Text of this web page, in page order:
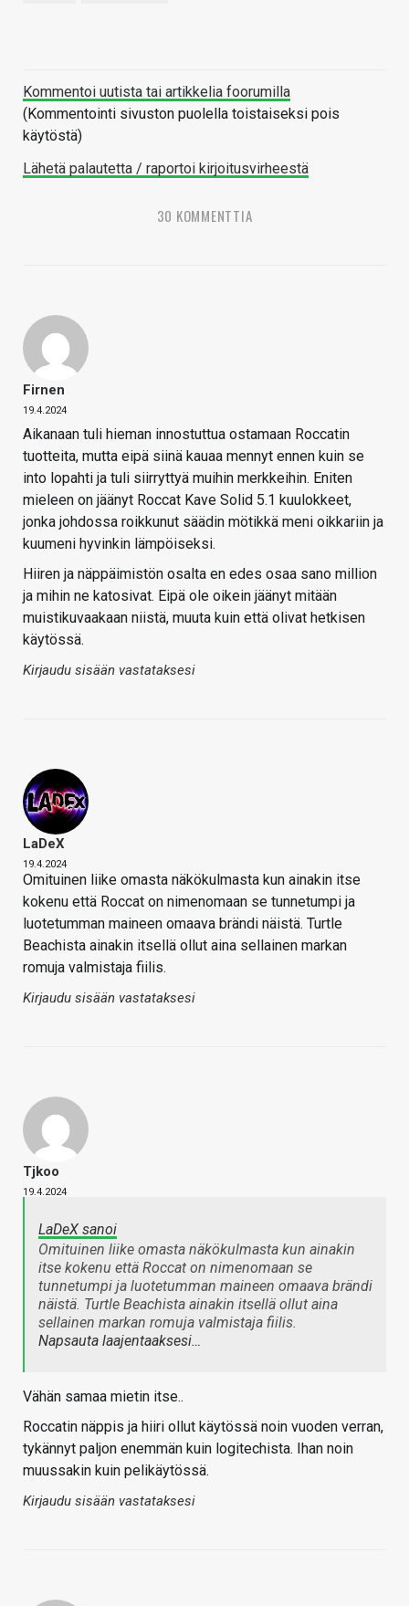
Kommentoi uutista tai artikkelia foorumilla
(Kommentointi sivuston puolella toistaiseksi pois
käytöstä)
Lähetä palautetta / raportoi kirjoitusvirheestä
30 KOMMENTTIA
Firnen
19.4.2024
Aikanaan tuli hieman innostuttua ostamaan Roccatin
tuotteita, mutta eipä siinä kauaa mennyt ennen kuin se
into lopahti ja tuli siirryttyä muihin merkkeihin. Eniten
mieleen on jäänyt Roccat Kave Solid 5.1 kuulokkeet,
jonka johdossa roikkunut säädin mötikkä meni oikkariin ja
kuumeni hyvinkin lämpöiseksi.
Hiiren ja näppäimistön osalta en edes osaa sano million
ja mihin ne katosivat. Eipä ole oikein jäänyt mitään
muistikuvaakaan niistä, muuta kuin että olivat hetkisen
käytössä.
Kirjaudu sisään vastataksesi
LaDeX
19.4.2024
Omituinen liike omasta näkökulmasta kun ainakin itse
kokenu että Roccat on nimenomaan se tunnetumpi ja
luotetumman maineen omaava brändi näistä. Turtle
Beachista ainakin itsellä ollut aina sellainen markan
romuja valmistaja fiilis.
Kirjaudu sisään vastataksesi
Tjkoo
19.4.2024
LaDeX sanoi
Omituinen liike omasta näkökulmasta kun ainakin
itse kokenu että Roccat on nimenomaan se
tunnetumpi ja luotetumman maineen omaava brändi
näistä. Turtle Beachista ainakin itsellä ollut aina
sellainen markan romuja valmistaja fiilis.
Napsauta laajentaaksesi…
Vähän samaa mietin itse..
Roccatin näppis ja hiiri ollut käytössä noin vuoden verran,
tykännyt paljon enemmän kuin logitechista. Ihan noin
muussakin kuin pelikäytössä.
Kirjaudu sisään vastataksesi